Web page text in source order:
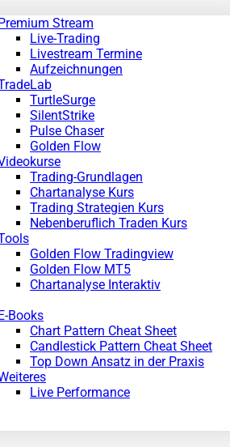
Stream
Live-Trading
Livestream Termine
Aufzeichnungen
TurtleSurge
SilentStrike
Pulse Chaser
Golden Flow
Trading-Grundlagen
Chartanalyse Kurs
Trading Strategien Kurs
Nebenberuflich Traden Kurs
Golden Flow Tradingview
Golden Flow MT5
Chartanalyse Interaktiv
Books
Chart Pattern Cheat Sheet
Candlestick Pattern Cheat Sheet
Top Down Ansatz in der Praxis
Live Performance